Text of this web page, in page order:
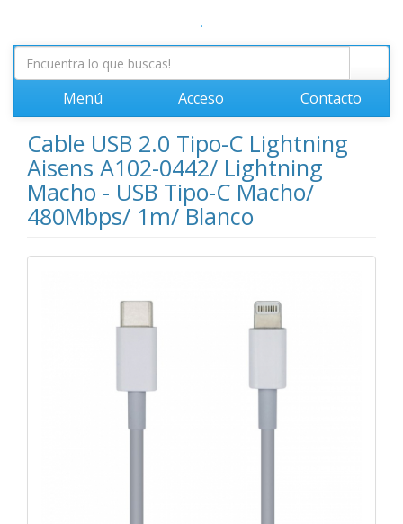
.
Menú Acceso Contacto
Cable USB 2.0 Tipo-C Lightning
Aisens A102-0442/ Lightning
Macho - USB Tipo-C Macho/
480Mbps/ 1m/ Blanco